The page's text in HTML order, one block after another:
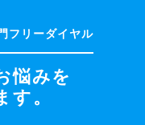
悩みを
す。